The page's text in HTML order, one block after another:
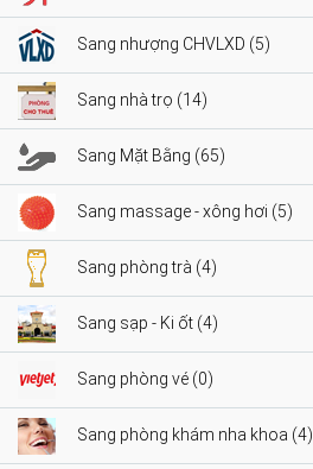
Sang nhượng CHVLXD (5)
Sang nhà trọ (14)
Sang Mặt Bằng (65)
Sang massage - xông hơi (5)
Sang phòng trà (4)
Sang sạp - Ki ốt (4)
Sang phòng vé (0)
Sang phòng khám nha khoa (4)